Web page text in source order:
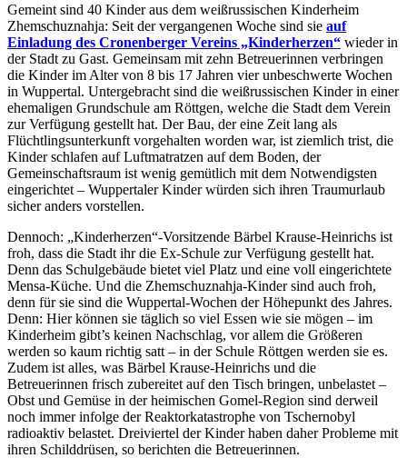
Gemeint sind 40 Kinder aus dem weißrussischen Kinderheim
Zhemschuznahja: Seit der vergangenen Woche sind sie auf
Einladung des Cronenberger Vereins „Kinderherzen“ wieder in
der Stadt zu Gast. Gemeinsam mit zehn Betreuerinnen verbringen
die Kinder im Alter von 8 bis 17 Jahren vier unbeschwerte Wochen
in Wuppertal. Untergebracht sind die weißrussischen Kinder in einer
ehemaligen Grundschule am Röttgen, welche die Stadt dem Verein
zur Verfügung gestellt hat. Der Bau, der eine Zeit lang als
Flüchtlingsunterkunft vorgehalten worden war, ist ziemlich trist, die
Kinder schlafen auf Luftmatratzen auf dem Boden, der
Gemeinschaftsraum ist wenig gemütlich mit dem Notwendigsten
eingerichtet – Wuppertaler Kinder würden sich ihren Traumurlaub
sicher anders vorstellen.
Dennoch: „Kinderherzen“-Vorsitzende Bärbel Krause-Heinrichs ist
froh, dass die Stadt ihr die Ex-Schule zur Verfügung gestellt hat.
Denn das Schulgebäude bietet viel Platz und eine voll eingerichtete
Mensa-Küche. Und die Zhemschuznahja-Kinder sind auch froh,
denn für sie sind die Wuppertal-Wochen der Höhepunkt des Jahres.
Denn: Hier können sie täglich so viel Essen wie sie mögen – im
Kinderheim gibt’s keinen Nachschlag, vor allem die Größeren
werden so kaum richtig satt – in der Schule Röttgen werden sie es.
Zudem ist alles, was Bärbel Krause-Heinrichs und die
Betreuerinnen frisch zubereitet auf den Tisch bringen, unbelastet –
Obst und Gemüse in der heimischen Gomel-Region sind derweil
noch immer infolge der Reaktorkatastrophe von Tschernobyl
radioaktiv belastet. Dreiviertel der Kinder haben daher Probleme mit
ihren Schilddrüsen, so berichten die Betreuerinnen.